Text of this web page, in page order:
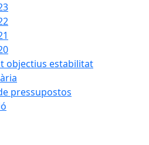
objectius estabilitat
pressupostos